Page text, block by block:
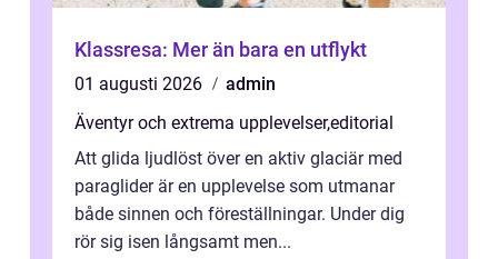
Klassresa: Mer än bara en utflykt
01 augusti 2026
admin
Äventyr och extrema upplevelser,editorial
Att glida ljudlöst över en aktiv glaciär med
paraglider är en upplevelse som utmanar
både sinnen och föreställningar. Under dig
rör sig isen långsamt men...